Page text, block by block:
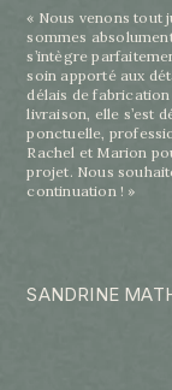
« Nous venons tout
sommes
s’intègre
soin apporté aux
délais de
livraison, elle s’est
ponctuelle,
Rachel et Marion
projet. Nous
continuation ! »
SANDRINE